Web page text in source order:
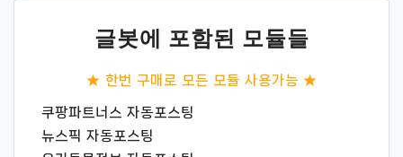
글봇에 포함된 모듈들
★ 한번 구매로 모든 모듈 사용가능 ★
쿠팡파트너스 자동포스팅
뉴스픽 자동포스팅